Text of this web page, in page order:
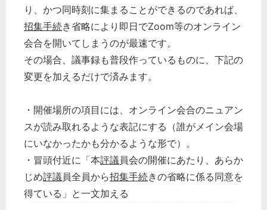
り、かつ同時刻に集まることができるのであれば、
招集手続き省略により即日でZoom等のオンライン
会合を開いてしまうのが最速です。
その場合、議事録も普段作っているものに、下記の
変更を加えるだけで済みます。
・開催場所の項目には、オンライン会合のニュアン
スが読み取れるような表記にする（誰がメイン会場
にいなかったかも分かるような形で）。
・冒頭付近に「本評議員会の開催にあたり、あらか
じめ評議員全員から招集手続きの省略に係る同意を
得ている」と一文加える